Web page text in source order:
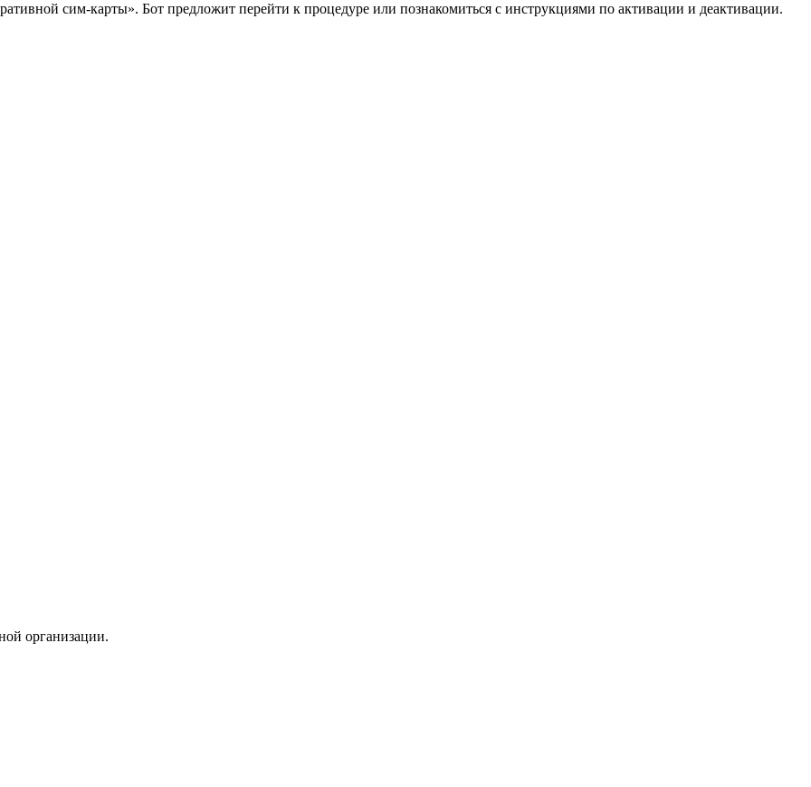
сим-карты». Бот предложит перейти к процедуре или познакомиться с инструкциями по активации и деактивации.
организации.